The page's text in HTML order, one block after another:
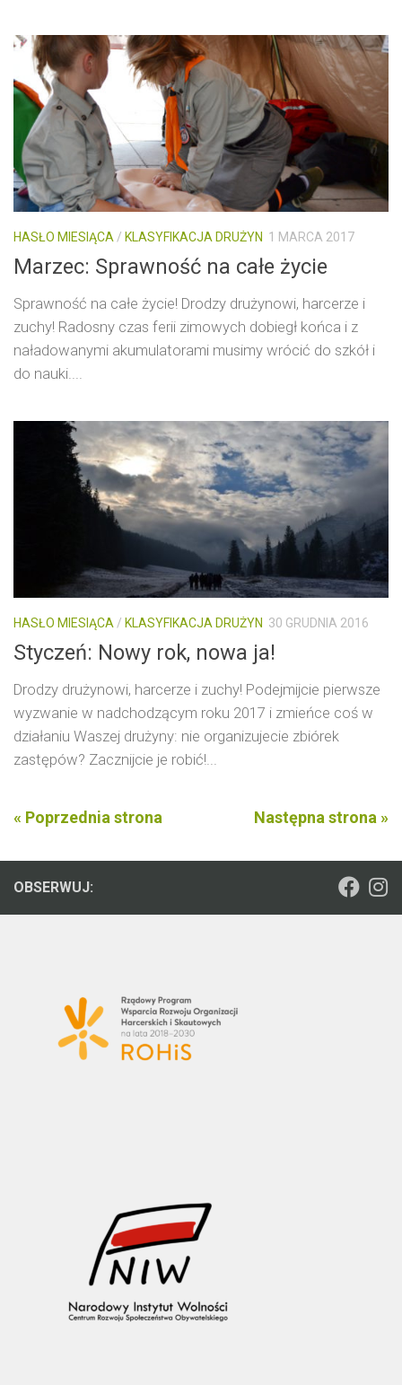
HASŁO MIESIĄCA / KLASYFIKACJA DRUŻYN 1 MARCA 2017
Marzec: Sprawność na całe życie
Sprawność na całe życie! Drodzy drużynowi, harcerze i
zuchy! Radosny czas ferii zimowych dobiegł końca i z
naładowanymi akumulatorami musimy wrócić do szkół i
do nauki....
HASŁO MIESIĄCA / KLASYFIKACJA DRUŻYN 30 GRUDNIA 2016
Styczeń: Nowy rok, nowa ja!
Drodzy drużynowi, harcerze i zuchy! Podejmijcie pierwsze
wyzwanie w nadchodzącym roku 2017 i zmieńce coś w
działaniu Waszej drużyny: nie organizujecie zbiórek
zastępów? Zacznijcie je robić!...
« Poprzednia strona Następna strona »
OBSERWUJ: